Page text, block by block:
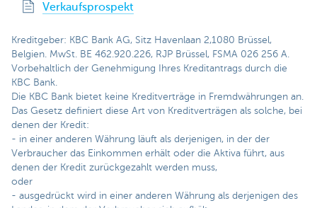
Verkaufsprospekt
Kreditgeber: KBC Bank AG, Sitz Havenlaan 2,1080 Brüssel,
Belgien. MwSt. BE 462.920.226, RJP Brüssel, FSMA 026 256 A.
Vorbehaltlich der Genehmigung Ihres Kreditantrags durch die
KBC Bank.
Die KBC Bank bietet keine Kreditverträge in Fremdwährungen an.
Das Gesetz definiert diese Art von Kreditverträgen als solche, bei
denen der Kredit:
- in einer anderen Währung läuft als derjenigen, in der der
Verbraucher das Einkommen erhält oder die Aktiva führt, aus
denen der Kredit zurückgezahlt werden muss,
oder
- ausgedrückt wird in einer anderen Währung als derjenigen des